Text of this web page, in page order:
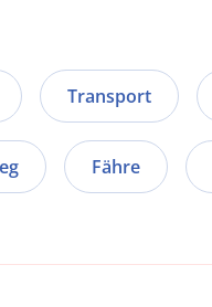
Transport
Fähre